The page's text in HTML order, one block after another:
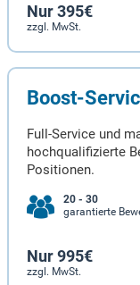
Nur 395€
zzgl. MwSt.
Boost-
Full-Service und
hochqualifizierte
Positionen.
20 - 30
garantierte
Nur 995€
zzgl. MwSt.